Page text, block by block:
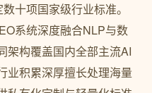
十项国家级行业标准。
系统深度融合NLP与数
架构覆盖国内全部主流AI
业积累深厚擅长处理海量